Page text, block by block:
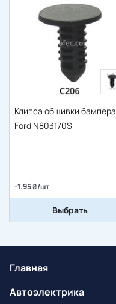
Клипса обшивки бампера
Ford N803170S
-1.95 ₴/шт
Выбрать
Главная
Автоэлектрика